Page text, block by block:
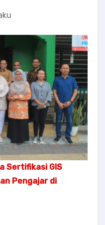
Sertifikasi GIS
Pengajar di